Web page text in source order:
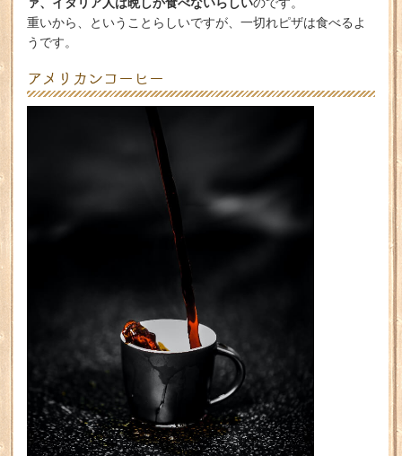
重いから、ということらしいですが、一切れピザは食べるよ
うです。
アメリカンコーヒー